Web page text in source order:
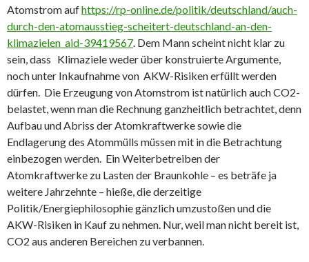
Atomstrom aufhttps://rp-online.de/politik/deutschland/auch-
durch-den-atomausstieg-scheitert-deutschland-an-den-
klimazielen_aid-39419567. Dem Mann scheint nicht klar zu
sein, dass Klimaziele weder über konstruierte Argumente,
noch unter Inkaufnahme von AKW-Risiken erfüllt werden
dürfen. Die Erzeugung von Atomstrom ist natürlich auch CO2-
belastet, wenn man die Rechnung ganzheitlich betrachtet, denn
Aufbau und Abriss der Atomkraftwerke sowie die
Endlagerung des Atommülls müssen mit in die Betrachtung
einbezogen werden. Ein Weiterbetreiben der
Atomkraftwerke zu Lasten der Braunkohle – es beträfe ja
weitere Jahrzehnte – hieße, die derzeitige
Politik/Energiephilosophie gänzlich umzustoßen und die
AKW-Risiken in Kauf zu nehmen. Nur, weil man nicht bereit ist,
CO2 aus anderen Bereichen zu verbannen.